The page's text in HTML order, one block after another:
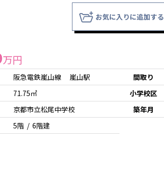
お気に入りに追加する
万円
阪急電鉄嵐山線 嵐山駅 間取り
71.75㎡ 小学校区
京都市立松尾中学校 築年月
5階 / 6階建